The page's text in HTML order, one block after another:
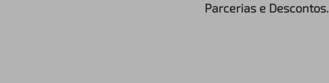
Parcerias e Descontos.